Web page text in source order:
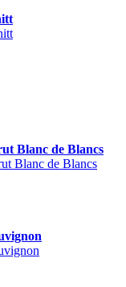
Blanc de Blancs